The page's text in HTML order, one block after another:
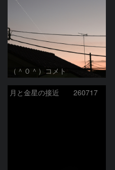
（＾０＾）コメト
月と金星の接近 260717